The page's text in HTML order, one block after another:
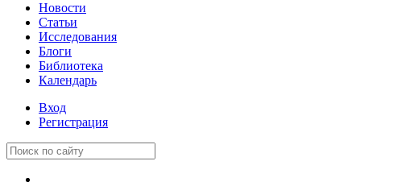
Новости
Статьи
Исследования
Блоги
Библиотека
Календарь
Вход
Регистрация